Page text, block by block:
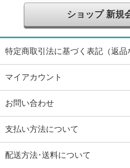
ショップ 新規
特定商取引法に基づく表記（返品
マイアカウント
お問い合わせ
支払い方法について
配送方法･送料について